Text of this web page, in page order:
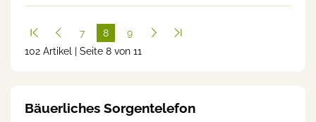
7
8
(cur
9
102 Artikel | Seite 8 von 11
Bäuerliches Sorgentelefon